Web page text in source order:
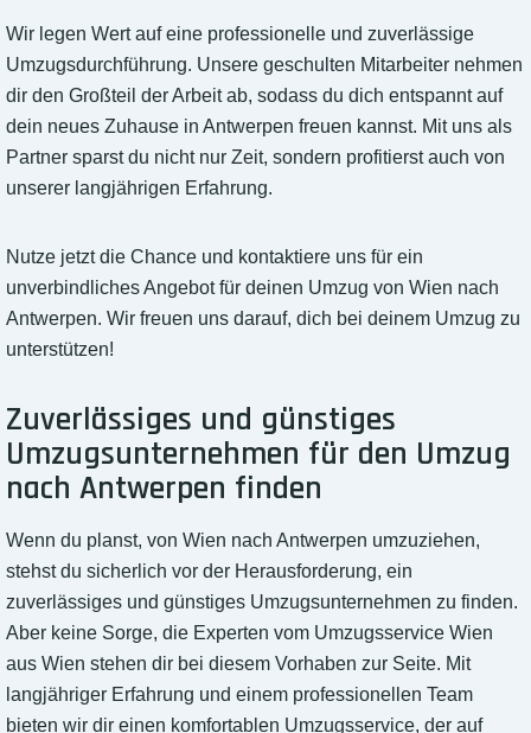
Wir legen Wert auf eine professionelle und zuverlässige
Umzugsdurchführung. Unsere geschulten Mitarbeiter nehmen
dir den Großteil der Arbeit ab, sodass du dich entspannt auf
dein neues Zuhause in Antwerpen freuen kannst. Mit uns als
Partner sparst du nicht nur Zeit, sondern profitierst auch von
unserer langjährigen Erfahrung.
Nutze jetzt die Chance und kontaktiere uns für ein
unverbindliches Angebot für deinen Umzug von Wien nach
Antwerpen. Wir freuen uns darauf, dich bei deinem Umzug zu
unterstützen!
Zuverlässiges und günstiges
Umzugsunternehmen für den Umzug
nach Antwerpen finden
Wenn du planst, von Wien nach Antwerpen umzuziehen,
stehst du sicherlich vor der Herausforderung, ein
zuverlässiges und günstiges Umzugsunternehmen zu finden.
Aber keine Sorge, die Experten vom Umzugsservice Wien
aus Wien stehen dir bei diesem Vorhaben zur Seite. Mit
langjähriger Erfahrung und einem professionellen Team
bieten wir dir einen komfortablen Umzugsservice, der auf